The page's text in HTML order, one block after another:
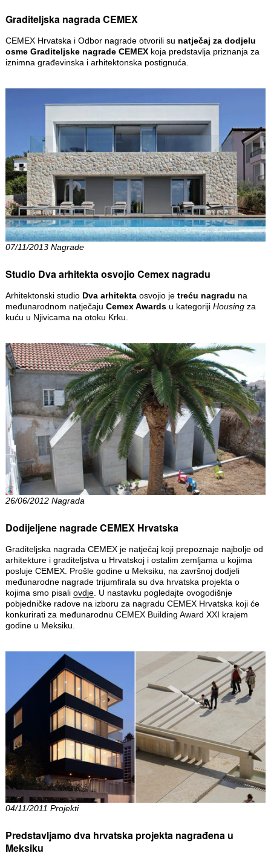
Graditeljska nagrada CEMEX
CEMEX Hrvatska i Odbor nagrade otvorili su natječaj za dodjelu
osme Graditeljske nagrade CEMEXkoja predstavlja priznanja za
iznimna građevinska i arhitektonska postignuća.
07/11/2013 Nagrade
Studio Dva arhitekta osvojio Cemex nagradu
Arhitektonski studio Dva arhitektaosvojio je treću nagradu na
međunarodnom natječaju Cemex Awardsu kategoriji Housing za
kuću u Njivicama na otoku Krku.
26/06/2012 Nagrada
Dodijeljene nagrade CEMEX Hrvatska
Graditeljska nagrada CEMEX je natječaj koji prepoznaje najbolje od
arhitekture i graditeljstva u Hrvatskoj i ostalim zemljama u kojima
posluje CEMEX. Prošle godine u Meksiku, na završnoj dodjeli
međunarodne nagrade trijumfirala su dva hrvatska projekta o
kojima smo pisali ovdje. U nastavku pogledajte ovogodišnje
pobjedničke radove na izboru za nagradu CEMEX Hrvatska koji će
konkurirati za međunarodnu CEMEX Building Award XXI krajem
godine u Meksiku.
04/11/2011 Projekti
Predstavljamo dva hrvatska projekta nagrađena u
Meksiku